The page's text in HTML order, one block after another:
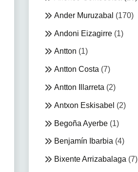
Ander Muruzabal (170)
Andoni Eizagirre(1)
Antton (1)
Antton Costa (7)
Antton Illarreta (2)
Antxon Eskisabel (2)
Begoña Ayerbe(1)
Benjamín Ibarbia (4)
Bixente Arrizabalaga (7)